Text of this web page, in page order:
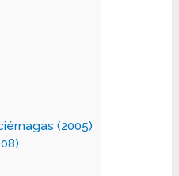
(2005)